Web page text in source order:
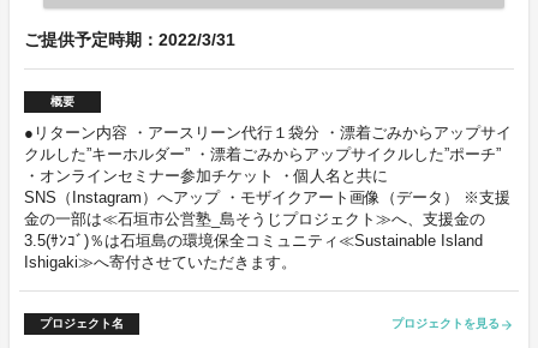
ご提供予定時期：2022/3/31
概要
●リターン内容 ・アースリーン代行１袋分 ・漂着ごみからアップサイ
クルした”キーホルダー” ・漂着ごみからアップサイクルした”ポーチ”
・オンラインセミナー参加チケット ・個人名と共に
SNS（Instagram）へアップ ・モザイクアート画像（データ） ※支援
金の一部は≪石垣市公営塾_島そうじプロジェクト≫へ、支援金の
3.5(ｻﾝｺﾞ)％は石垣島の環境保全コミュニティ≪Sustainable Island
Ishigaki≫へ寄付させていただきます。
プロジェクト名 プロジェクトを見る arrow_forward